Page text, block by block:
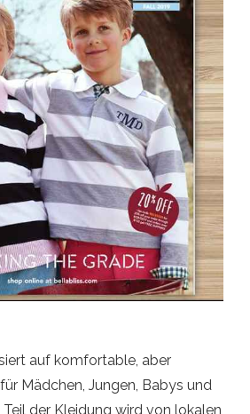
auf komfortable, aber
Mädchen, Jungen, Babys und
Teil der Kleidung wird von lokalen